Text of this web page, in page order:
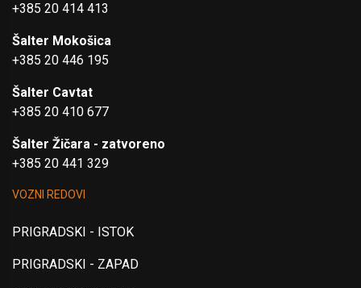
+385 20 414 413
Šalter Mokošica
+385 20 446 195
Šalter Cavtat
+385 20 410 677
Šalter Žičara - zatvoreno
+385 20 441 329
VOZNI REDOVI
PRIGRADSKI - ISTOK
PRIGRADSKI - ZAPAD